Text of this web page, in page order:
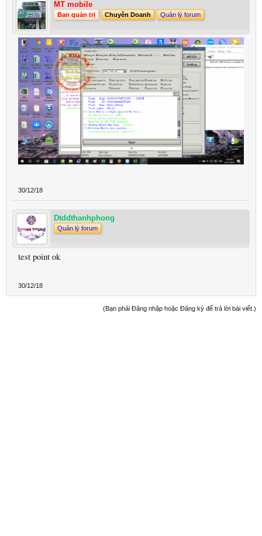
MT mobile
Ban quản trị Chuyên Doanh Quản lý forum
30/12/18
Dtddthanhphong
Quản lý forum
test point ok
30/12/18
(Bạn phải Đăng nhập hoặc Đăng ký để trả lời bài viết.)